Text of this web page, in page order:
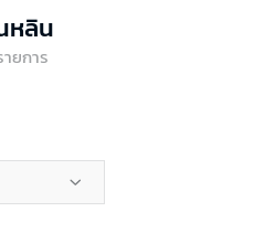
หลิน
ายการ